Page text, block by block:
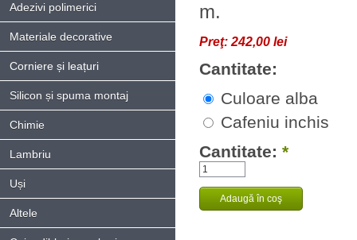
Adezivi polimerici
Materiale decorative
Corniere și leațuri
Silicon și spuma montaj
Chimie
Lambriu
Uși
Altele
m.
Preţ: 242,00 lei
Cantitate:
Culoare alba
Cafeniu inchis
Cantitate: *